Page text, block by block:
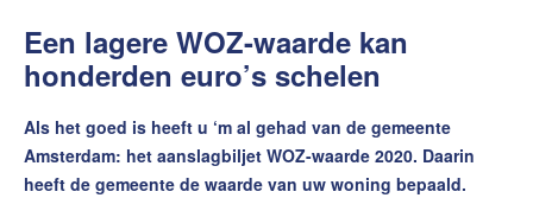
Huis verkopen
Uw huis verhuren
Onze diensten
Een lagere WOZ-waarde kan
honderden euro’s schelen
Als het goed is heeft u ‘m al gehad van de gemeente
Amsterdam: het aanslagbiljet WOZ-waarde 2020. Daarin
heeft de gemeente de waarde van uw woning bepaald.